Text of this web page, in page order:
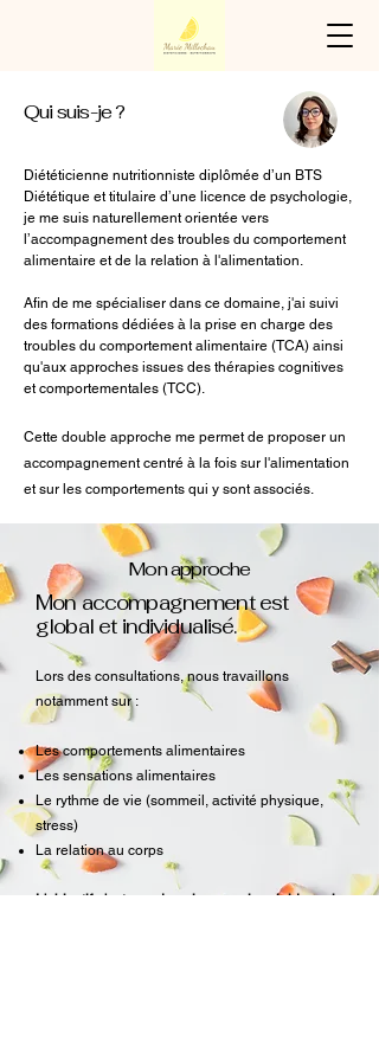
Qui suis-je ?
Diététicienne nutritionniste diplômée d’un BTS
Diététique et titulaire d’une licence de psychologie,
je me suis naturellement orientée vers
l’accompagnement des troubles du comportement
alimentaire et de la relation à l'alimentation.
Afin de me spécialiser dans ce domaine, j'ai suivi
des formations dédiées à la prise en charge des
troubles du comportement alimentaire (TCA) ainsi
qu'aux approches issues des thérapies cognitives
et comportementales (TCC).
Cette double approche me permet de proposer un
accompagnement centré à la fois sur l'alimentation
et sur les comportements qui y sont associés.
Mon approche
Mon accompagnement est
global et individualisé.
Lors des consultations, nous travaillons
notamment sur :
Les comportements alimentaires
Les sensations alimentaires
Le rythme de vie (sommeil, activité physique,
stress)
La relation au corps
L'objectif n'est pas de suivre un plan rigide mais